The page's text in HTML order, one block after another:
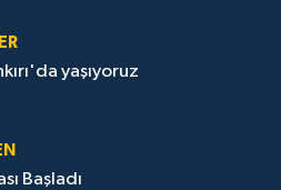
yaşıyoruz
Başladı